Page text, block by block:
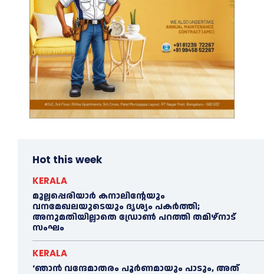
Hot this week
KERALA
മുല്ലപ്പെരിയാര്‍ കനാലിൻ്റേയും
വനമേഖലയുടെയും ദൃശ്യം പകര്‍ത്തി;
അനുമതിയില്ലാതെ ഡ്രോണ്‍ പറത്തി തമിഴ്നാട്
സംഘം
KERALA
‘ഞാൻ വന്ദേമാതരം പൂര്‍ണമായും പാടും, അത്